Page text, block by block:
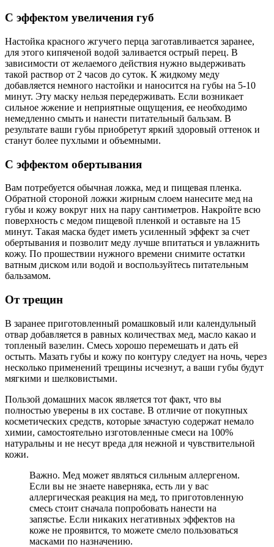
С эффектом увеличения губ
Настойка красного жгучего перца заготавливается заранее,
для этого кипяченой водой заливается острый перец. В
зависимости от желаемого действия нужно выдерживать
такой раствор от 2 часов до суток. К жидкому меду
добавляется немного настойки и наносится на губы на 5-10
минут. Эту маску нельзя передерживать. Если возникает
сильное жжение и неприятные ощущения, ее необходимо
немедленно смыть и нанести питательный бальзам. В
результате ваши губы приобретут яркий здоровый оттенок и
станут более пухлыми и объемными.
С эффектом обертывания
Вам потребуется обычная ложка, мед и пищевая пленка.
Обратной стороной ложки жирным слоем нанесите мед на
губы и кожу вокруг них на пару сантиметров. Накройте всю
поверхность с медом пищевой пленкой и оставьте на 15
минут. Такая маска будет иметь усиленный эффект за счет
обертывания и позволит меду лучше впитаться и увлажнить
кожу. По прошествии нужного времени снимите остатки
ватным диском или водой и воспользуйтесь питательным
бальзамом.
От трещин
В заранее приготовленный ромашковый или календульный
отвар добавляется в равных количествах мед, масло какао и
топленый вазелин. Смесь хорошо перемешать и дать ей
остыть. Мазать губы и кожу по контуру следует на ночь, через
несколько применений трещины исчезнут, а ваши губы будут
мягкими и шелковистыми.
Пользой домашних масок является тот факт, что вы
полностью уверены в их составе. В отличие от покупных
косметических средств, которые зачастую содержат немало
химии, самостоятельно изготовленные смеси на 100%
натуральны и не несут вреда для нежной и чувствительной
кожи.
Важно. Мед может являться сильным аллергеном.
Если вы не знаете наверняка, есть ли у вас
аллергическая реакция на мед, то приготовленную
смесь стоит сначала попробовать нанести на
запястье. Если никаких негативных эффектов на
коже не проявится, то можете смело пользоваться
масками по назначению.